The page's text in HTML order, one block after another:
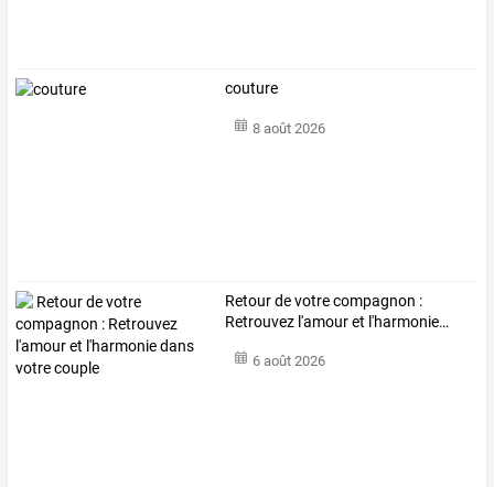
couture
8 août 2026
Retourdevotrecompagnon :
Retrouvez l'amouret l'harmonie…
6 août 2026